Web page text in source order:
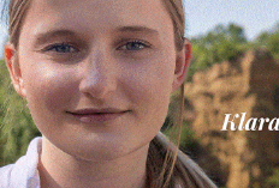
In vetrina 3 Agosto 2026
Estra Notizie agosto:
studenti coinvolti,
debutta il podcast